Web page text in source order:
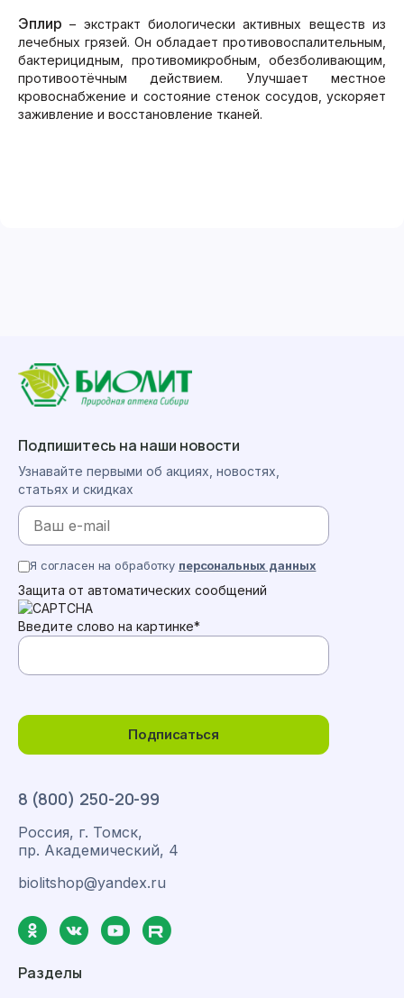
Эплир – экстракт биологически активных веществ из
лечебных грязей. Он обладает противовоспалительным,
бактерицидным, противомикробным, обезболивающим,
противоотёчным действием. Улучшает местное
кровоснабжение и состояние стенок сосудов, ускоряет
заживление и восстановление тканей.
8 (800) 250-20-99
Россия, г. Томск,
пр. Академический, 4
biolitshop@yandex.ru
Разделы
Подпишитесь на наши новости
Узнавайте первыми об акциях, новостях,
статьях и скидках
Подписаться
Я согласен на обработку персональных данных
Защита от автоматических сообщений
Введите слово на картинке*